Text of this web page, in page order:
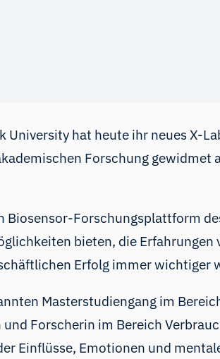
University hat heute ihr neues X-
Forschung gewidmet
Biosensor-Forschungsplattform
bieten, die
Erfolg immer wichtiger
Masterstudiengang im
Forscherin im Bereich
Einflüsse, Emotionen und